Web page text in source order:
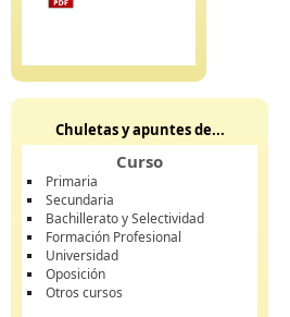
Chuletas y apuntes de...
Curso
Primaria
Secundaria
Bachillerato y Selectividad
Formación Profesional
Universidad
Oposición
Otros cursos